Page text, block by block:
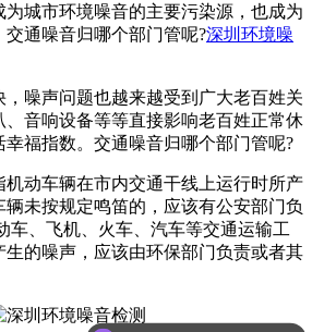
城市环境噪音的主要污染源，也成为
通噪音归哪个部门管呢?深圳环境噪
噪声问题也越来越受到广大老百姓关
音响设备等等直接影响老百姓正常休
福指数。交通噪音归哪个部门管呢?
动车辆在市内交通干线上运行时所产
未按规定鸣笛的，应该有公安部门负
车、飞机、火车、汽车等交通运输工
的噪声，应该由环保部门负责或者其